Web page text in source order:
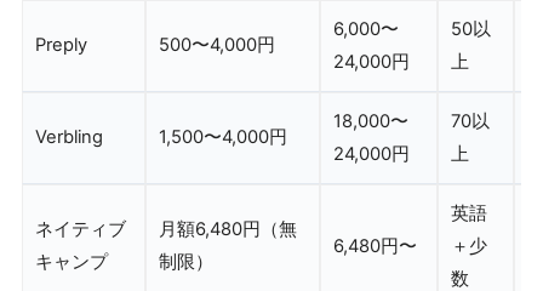
Preply 500〜4,000円
6,000〜
24,000円
50以
上
Verbling 1,500〜4,000円
18,000〜
24,000円
70以
上
ネイティブ
キャンプ
月額6,480円（無
制限）
6,480円〜
英語
＋少
数